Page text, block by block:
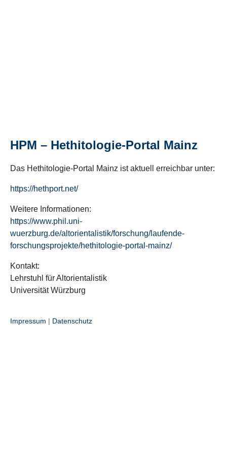
HPM – Hethitologie-Portal Mainz
Das Hethitologie-Portal Mainz ist aktuell erreichbar unter:
https://hethport.net/
Weitere Informationen:
https://www.phil.uni-
wuerzburg.de/altorientalistik/forschung/laufende-
forschungsprojekte/hethitologie-portal-mainz/
Kontakt:
Lehrstuhl für Altorientalistik
Universität Würzburg
Impressum | Datenschutz